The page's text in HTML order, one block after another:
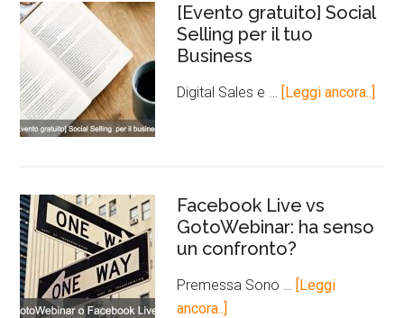
[Evento gratuito] Social
Selling per il tuo
Business
Digital Sales e … [Leggi ancora..]
Facebook Live vs
GotoWebinar: ha senso
un confronto?
Premessa Sono … [Leggi
ancora..]